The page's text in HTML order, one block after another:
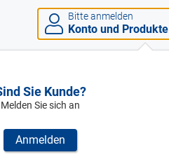
Bitte anmelden
Konto und Produkte
Sie Kunde?
Melden Sie sich an
Anmelden